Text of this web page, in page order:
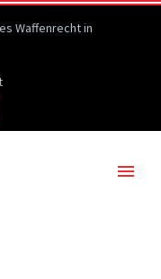
Waffenrecht in